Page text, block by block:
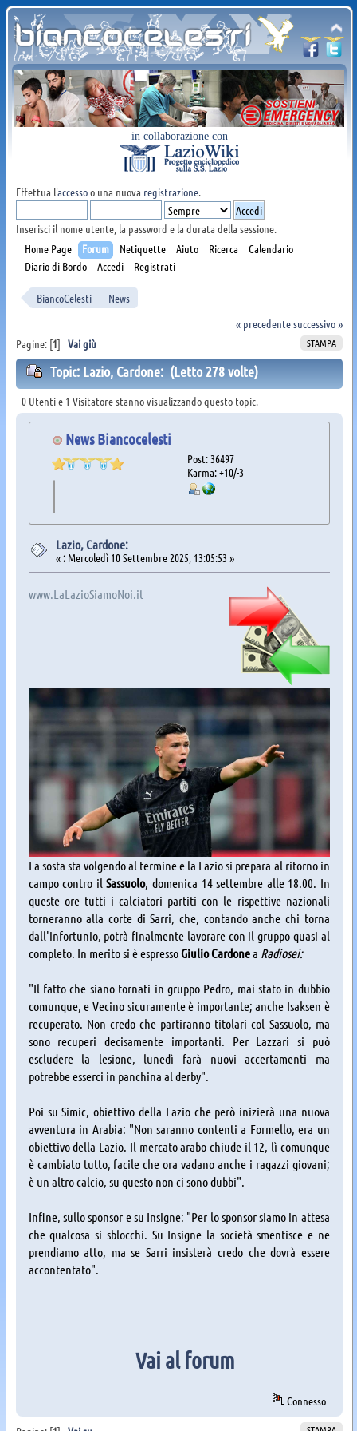
in collaborazione con
Effettua l'accessoo una nuova registrazione.
Inserisci il nome utente, la password e la durata della sessione.
Home Page
Forum Netiquette Aiuto Ricerca
Calendario
Diario di Bordo
Accedi Registrati
BiancoCelesti
News
« precedentesuccessivo »
STAMPA
Pagine: [1] Vai giù
Topic: Lazio, Cardone: (Letto 278 volte)
0 Utenti e 1 Visitatore stanno visualizzando questo topic.
News Biancocelesti
Post: 36497
Karma: +10/-3
Lazio, Cardone:
«:Mercoledì 10 Settembre 2025, 13:05:53 »
www.LaLazioSiamoNoi.it
La sosta sta volgendo al termine e la Lazio si prepara al ritorno in
campo contro ilSassuolo, domenica 14 settembre alle 18.00. In
queste ore tutti i calciatori partiti con le rispettive nazionali
torneranno alla corte di Sarri, che, contando anche chi torna
dall'infortunio, potrà finalmente lavorare con il gruppo quasi al
completo. In merito si è espressoGiulio Cardonea Radiosei:
"Il fatto che siano tornati in gruppo Pedro, mai stato in dubbio
comunque, e Vecino sicuramente è importante; anche Isaksen è
recuperato. Non credo che partiranno titolari col Sassuolo, ma
sono recuperi decisamente importanti. Per Lazzari si può
escludere la lesione, lunedì farà nuovi accertamenti ma
potrebbe esserci in panchina al derby".
Poi su Simic, obiettivo della Lazio che però inizierà una nuova
avventura in Arabia: "Non saranno contenti a Formello, era un
obiettivo della Lazio. Il mercato arabo chiude il 12, lì comunque
è cambiato tutto, facile che ora vadano anche i ragazzi giovani;
è un altro calcio, su questo non ci sono dubbi".
Infine, sullo sponsor e su Insigne: "Per lo sponsor siamo in attesa
che qualcosa si sblocchi. Su Insigne la società smentisce e ne
prendiamo atto, ma se Sarri insisterà credo che dovrà essere
accontentato".
Vai al forum
Connesso